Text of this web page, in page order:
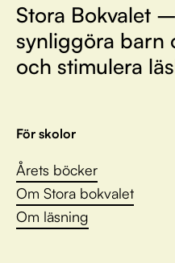
Stora Bokvalet
synliggöra barn
och stimulera
För skolor
Årets böcker
Om Stora bokvalet
Om läsning